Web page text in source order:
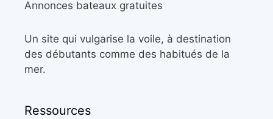
Annonces bateaux gratuites
Un site qui vulgarise la voile, à destination
des débutants comme des habitués de la
mer.
Ressources